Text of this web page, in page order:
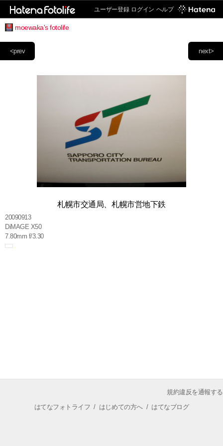
ユーザー登録 ログイン ヘルプ
moewaka's fotolife
next>
<prev
札幌市交通局、札幌市営地下鉄
20090913
DiMAGE X50
7.80mm f/3.30
規約違反を通報する
はてなフォトライフ / はじめての方へ/ はてなブログ